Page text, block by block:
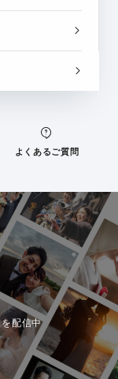
よくあるご質問
を配信中